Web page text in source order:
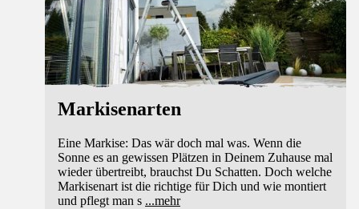
Markisenarten
Eine Markise: Das wär doch mal was. Wenn die
Sonne es an gewissen Plätzen in Deinem Zuhause mal
wieder übertreibt, brauchst Du Schatten. Doch welche
Markisenart ist die richtige für Dich und wie montiert
und pflegt man s ...mehr